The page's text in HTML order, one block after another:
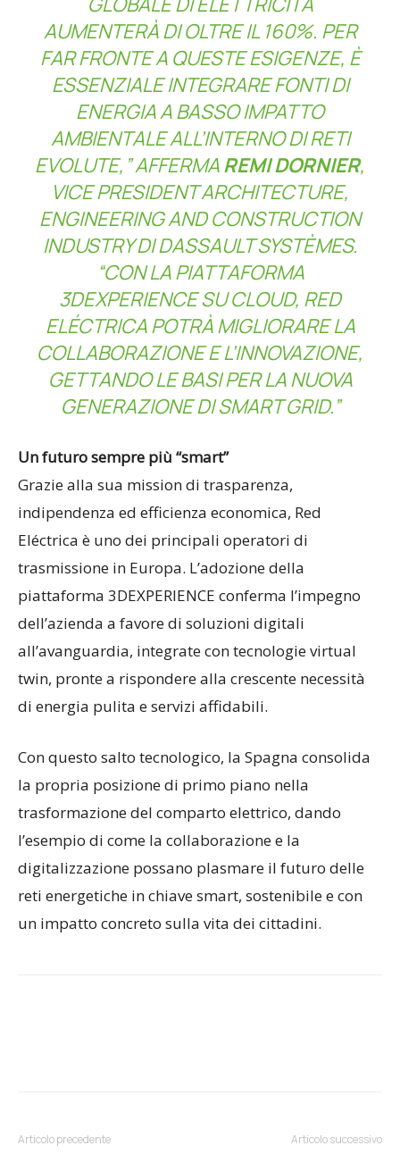
AUMENTERÀ DI OLTRE IL 160%. PER
FAR FRONTE A QUESTE ESIGENZE, È
ESSENZIALE INTEGRARE FONTI DI
ENERGIA A BASSO IMPATTO
AMBIENTALE ALL’INTERNO DI RETI
EVOLUTE,”AFFERMAREMI DORNIER,
VICE PRESIDENT ARCHITECTURE,
ENGINEERING AND CONSTRUCTION
INDUSTRY DI DASSAULT SYSTÈMES.
“CON LA PIATTAFORMA
3DEXPERIENCE SU CLOUD, RED
ELÉCTRICA POTRÀ MIGLIORARE LA
COLLABORAZIONE E L’INNOVAZIONE,
GETTANDO LE BASI PER LA NUOVA
GENERAZIONE DI SMART GRID.”
Un futuro sempre più “smart”
Grazie alla sua mission di trasparenza,
indipendenza ed efficienza economica, Red
Eléctrica è uno dei principali operatori di
trasmissione in Europa. L’adozione della
piattaforma 3DEXPERIENCE conferma l’impegno
dell’azienda a favore di soluzioni digitali
all’avanguardia, integrate con tecnologie virtual
twin, pronte a rispondere alla crescente necessità
di energia pulita e servizi affidabili.
Con questo salto tecnologico, la Spagna consolida
la propria posizione di primo piano nella
trasformazione del comparto elettrico, dando
l’esempio di come la collaborazione e la
digitalizzazione possano plasmare il futuro delle
reti energetiche in chiave smart, sostenibile e con
un impatto concreto sulla vita dei cittadini.
Articolo precedente Articolo successivo